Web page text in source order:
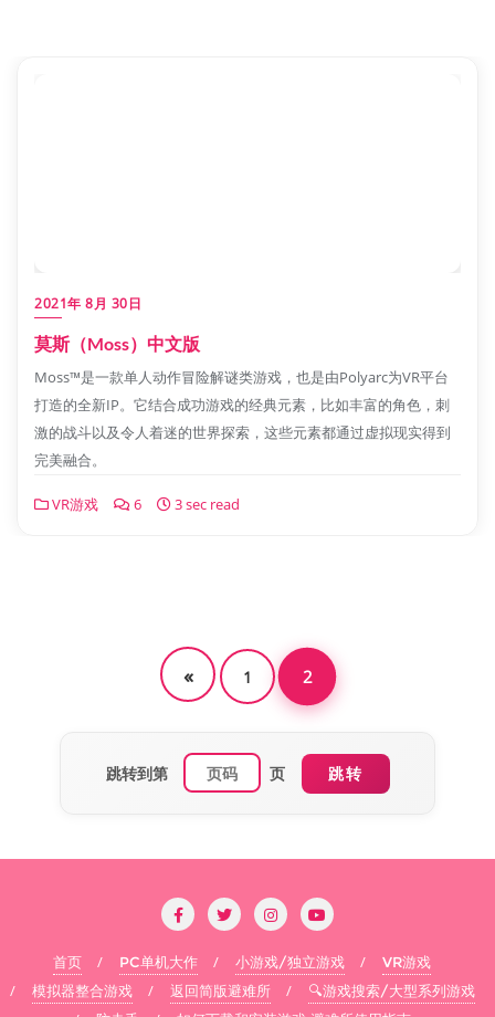
2021年 8月 30日
莫斯（Moss）中文版
Moss™是一款单人动作冒险解谜类游戏，也是由Polyarc为VR平台
打造的全新IP。它结合成功游戏的经典元素，比如丰富的角色，刺
激的战斗以及令人着迷的世界探索，这些元素都通过虚拟现实得到
完美融合。
VR游戏 6 3 sec read
文
章
分
« 1 2
跳转到第 页 跳转
首页 PC单机大作 小游戏/独立游戏
VR游戏
模拟器整合游戏
返回简版避难所
🔍游戏搜索/大型系列游戏